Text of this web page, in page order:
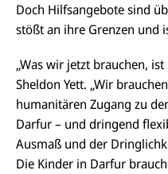
Doch Hilfsangebote sind
stößt an ihre Grenzen und
„Was wir jetzt brauchen,
Sheldon Yett. „Wir
humanitären Zugang zu
Darfur – und dringend
Ausmaß und der
Die Kinder in Darfur